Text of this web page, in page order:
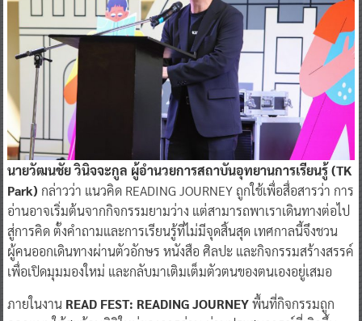
นายวัฒนชัย วินิจจะกูล ผู้อำนวยการสถาบันอุทยานการเรียนรู้ (TK
Park) กล่าวว่า แนวคิด READING JOURNEY ถูกใช้เพื่อสื่อสารว่า การ
อ่านอาจเริ่มต้นจากกิจกรรมยามว่าง แต่สามารถพาเราเดินทางต่อไป
สู่การคิด ตั้งคำถามและการเรียนรู้ที่ไม่มีจุดสิ้นสุด เทศกาลนี้จึงชวน
ผู้คนออกเดินทางผ่านตัวอักษร หนังสือ ศิลปะ และกิจกรรมสร้างสรรค์
เพื่อเปิดมุมมองใหม่ และกลับมาเติมเต็มตัวตนของตนเองอยู่เสมอ
ภายในงาน READ FEST: READING JOURNEYพื้นที่กิจกรรมถูก